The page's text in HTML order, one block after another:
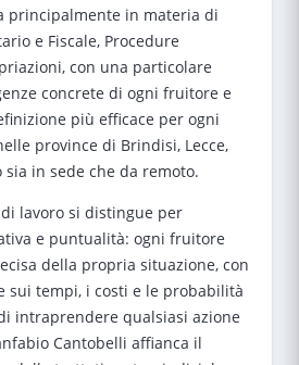
principalmente in materia di
e Fiscale, Procedure
con una particolare
concrete di ogni fruitore e
più efficace per ogni
province di Brindisi, Lecce,
in sede che da remoto.
lavoro si distingue per
e puntualità: ogni fruitore
della propria situazione, con
sui tempi, i costi e le probabilità
intraprendere qualsiasi azione
Cantobelli affianca il